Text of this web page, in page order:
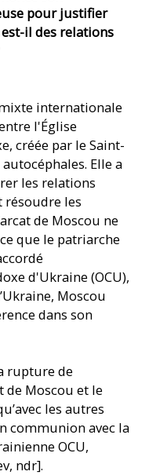
pour justifier
est-il des relations
internationale
l'Église
créée par le Saint-
Elle a
les relations
les
de Moscou ne
que le patriarche
d'Ukraine (OCU),
Moscou
dans son
rupture de
Moscou et le
les autres
communion avec la
OCU,
ndr].